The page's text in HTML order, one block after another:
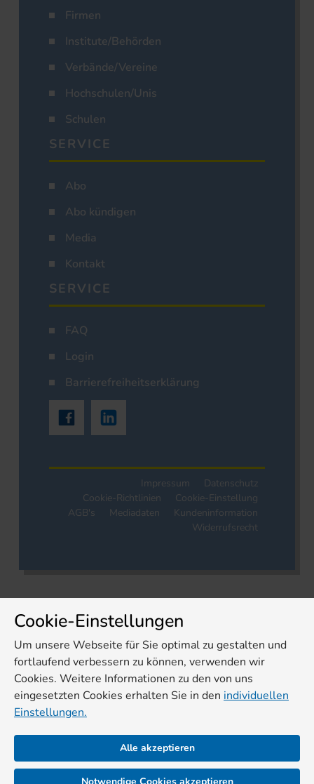
Firmen
Institute/Behörden
Verbände/Vereine
Hochschulen/Unis
Schulen
SERVICE
Abo
Abo kündigen
Media
Kontakt
SERVICE
FAQ
Login
Barrierefreiheitserklärung
Impressum
Datenschutz
Cookie-Richtlinien
Cookie-Einstellung
AGB's
Mediadaten
Kundeninformation
Widerrufsrecht
Cookie-Einstellungen
Um unsere Webseite für Sie optimal zu gestalten und
fortlaufend verbessern zu können, verwenden wir
Cookies. Weitere Informationen zu den von uns
eingesetzten Cookies erhalten Sie in den individuellen
Einstellungen.
Alle akzeptieren